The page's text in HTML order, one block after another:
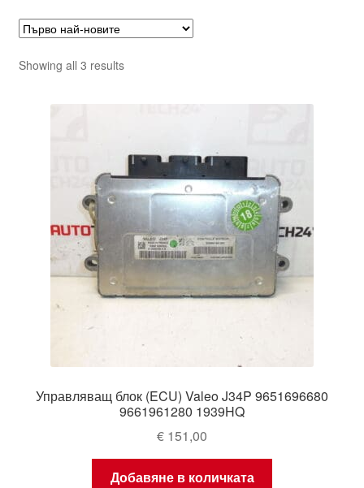
Showing all 3 resultsSorted
Управляващ блок (ECU) Valeo J34P 9651696680
9661961280 1939HQ
€ 151,00
Добавяне в количката